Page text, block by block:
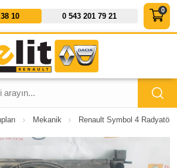
10 0 543 201 79 21
Mekanik Renault Symbol 4 Radyatör